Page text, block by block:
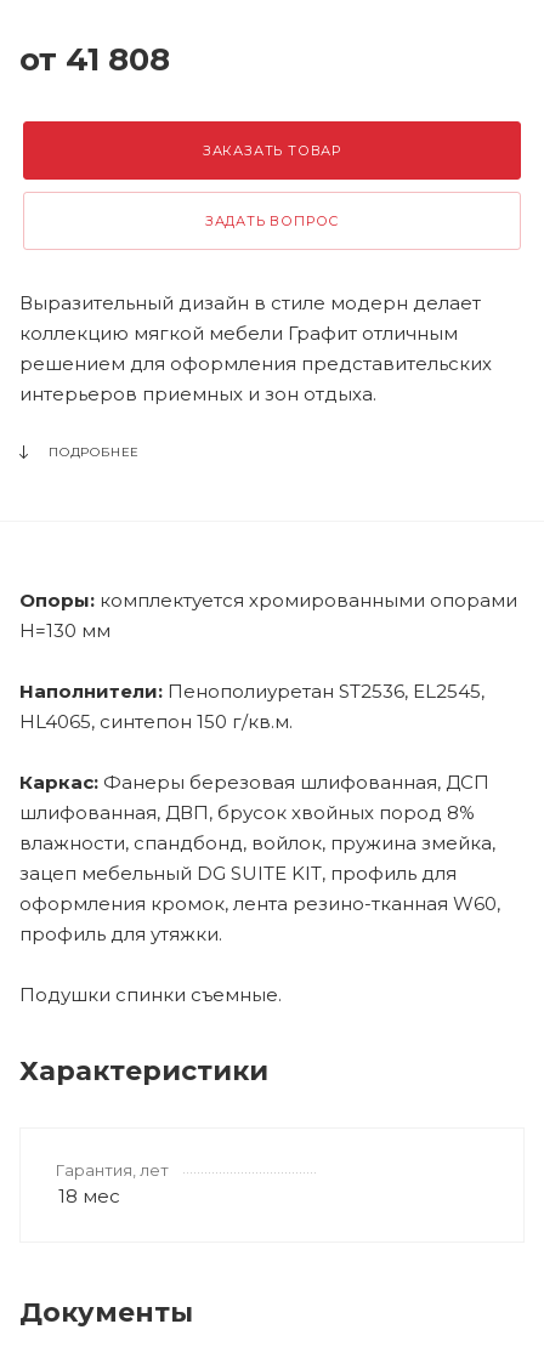
от 41 808
ЗАКАЗАТЬ ТОВАР
ЗАДАТЬ ВОПРОС
Выразительный дизайн в стиле модерн делает
коллекцию мягкой мебели Графит отличным
решением для оформления представительских
интерьеров приемных и зон отдыха.
ПОДРОБНЕЕ
Опоры: комплектуется хромированными опорами
Н=130 мм
Наполнители: Пенополиуретан ST2536, EL2545,
HL4065, синтепон 150 г/кв.м.
Каркас: Фанеры березовая шлифованная, ДСП
шлифованная, ДВП, брусок хвойных пород 8%
влажности, спандбонд, войлок, пружина змейка,
зацеп мебельный DG SUITE KIT, профиль для
оформления кромок, лента резино-тканная W60,
профиль для утяжки.
Подушки спинки съемные.
Характеристики
Гарантия, лет
18 мес
Документы